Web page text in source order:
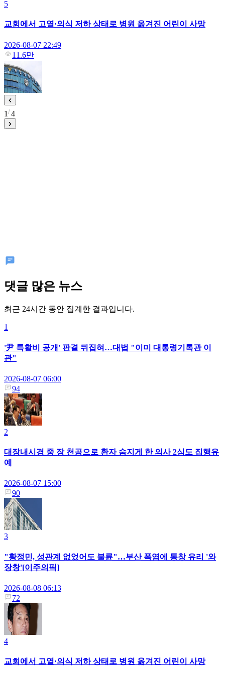
5
교회에서 고열·의식 저하 상태로 병원 옮겨진 어린이 사망
2026-08-07 22:49
11.6만
1 4
댓글 많은 뉴스
최근 24시간 동안 집계한 결과입니다.
1
'尹 특활비 공개' 판결 뒤집혀…대법 "이미 대통령기록관 이
관"
2026-08-07 06:00
94
2
대장내시경 중 장 천공으로 환자 숨지게 한 의사 2심도 집행유
예
2026-08-07 15:00
90
3
"황정민, 성관계 없었어도 불륜"…부산 폭염에 통창 유리 '와
장창'[이주의픽]
2026-08-08 06:13
72
4
교회에서 고열·의식 저하 상태로 병원 옮겨진 어린이 사망